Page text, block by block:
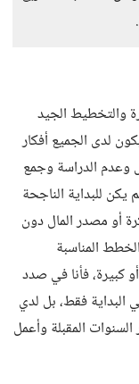
والتخطيط الجيد
لدى الجميع أفكار
وعدم الدراسة وجمع
يكن للبداية الناجحة
أو مصدر المال دون
المناسبة
كبيرة، فأنا في صدد
فقط، بل لدي
المقبلة وأعمل